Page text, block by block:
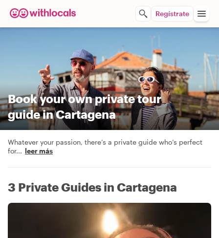
Regístrate
Book your own private tour
guide in Cartagena
Whatever your passion, there’s a private guide who’s perfect
for... leer más
3 Private Guides in Cartagena